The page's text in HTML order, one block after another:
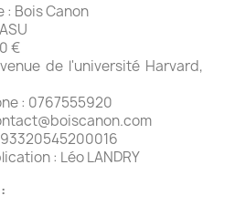
: Bois Canon
€
de l'université Harvard,
: 0767555920
93320545200016
: Léo LANDRY